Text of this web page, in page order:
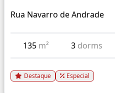
Rua Navarro de Andrade
135 m² 3 dorms
Destaque Especial